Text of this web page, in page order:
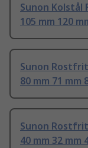
Sunon Kolstål
105 mm 120
Sunon
80 mm 71 mm
Sunon
40 mm 32 mm